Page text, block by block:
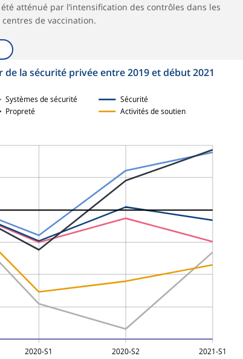
atténué par l’intensification des contrôles dans les
de vaccination.
de la sécurité privée entre 2019 et début 2021
2020-S1 2020-S2 2021-S1
Systèmes de sécurité Sécurité
Propreté Activités de soutien